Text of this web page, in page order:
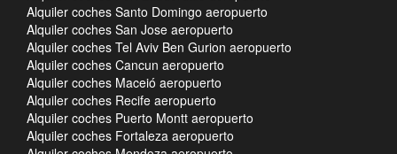
Alquiler coches Santo Domingo aeropuerto
Alquiler coches San Jose aeropuerto
Alquiler coches Tel Aviv Ben Gurion aeropuerto
Alquiler coches Cancun aeropuerto
Alquiler coches Maceió aeropuerto
Alquiler coches Recife aeropuerto
Alquiler coches Puerto Montt aeropuerto
Alquiler coches Fortaleza aeropuerto